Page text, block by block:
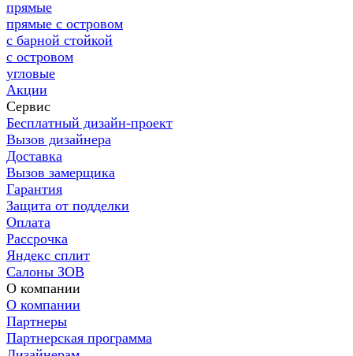
прямые
прямые с островом
с барной стойкой
с островом
угловые
Акции
Сервис
Бесплатный дизайн-проект
Вызов дизайнера
Доставка
Вызов замерщика
Гарантия
Защита от подделки
Оплата
Рассрочка
Яндекс сплит
Салоны ЗОВ
О компании
О компании
Партнеры
Партнерская программа